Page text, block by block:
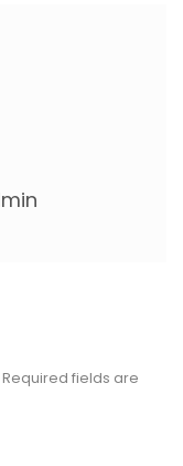
Required fields are